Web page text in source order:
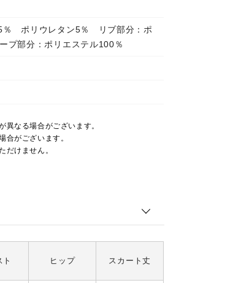
％ ポリウレタン5％ リブ部分：ポ
プ部分：ポリエステル100％
なる場合がございます。
がございます。
だけません。
ト ヒップ スカート丈